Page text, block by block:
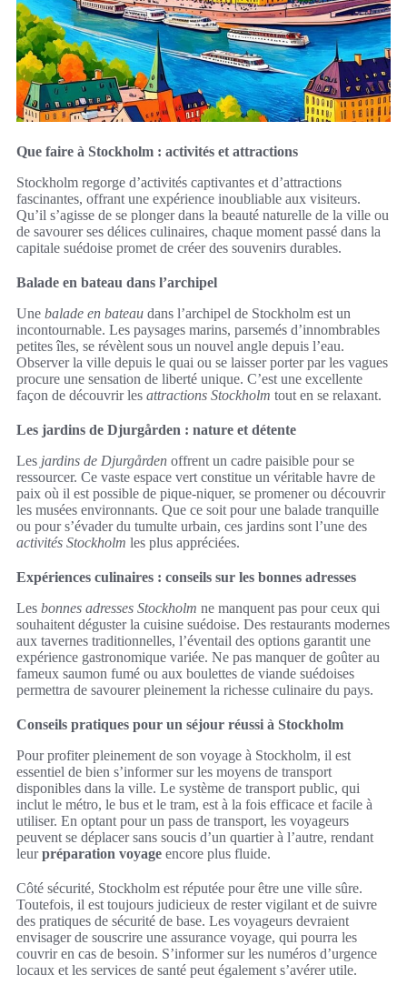
Que faire à Stockholm : activités et attractions
Stockholm regorge d’activités captivantes et d’attractions
fascinantes, offrant une expérience inoubliable aux visiteurs.
Qu’il s’agisse de se plonger dans la beauté naturelle de la ville ou
de savourer ses délices culinaires, chaque moment passé dans la
capitale suédoise promet de créer des souvenirs durables.
Balade en bateau dans l’archipel
Une balade en bateau dans l’archipel de Stockholm est un
incontournable. Les paysages marins, parsemés d’innombrables
petites îles, se révèlent sous un nouvel angle depuis l’eau.
Observer la ville depuis le quai ou se laisser porter par les vagues
procure une sensation de liberté unique. C’est une excellente
façon de découvrir les attractions Stockholm tout en se relaxant.
Les jardins de Djurgården : nature et détente
Les jardins de Djurgården offrent un cadre paisible pour se
ressourcer. Ce vaste espace vert constitue un véritable havre de
paix où il est possible de pique-niquer, se promener ou découvrir
les musées environnants. Que ce soit pour une balade tranquille
ou pour s’évader du tumulte urbain, ces jardins sont l’une des
activités Stockholm les plus appréciées.
Expériences culinaires : conseils sur les bonnes adresses
Les bonnes adresses Stockholm ne manquent pas pour ceux qui
souhaitent déguster la cuisine suédoise. Des restaurants modernes
aux tavernes traditionnelles, l’éventail des options garantit une
expérience gastronomique variée. Ne pas manquer de goûter au
fameux saumon fumé ou aux boulettes de viande suédoises
permettra de savourer pleinement la richesse culinaire du pays.
Conseils pratiques pour un séjour réussi à Stockholm
Pour profiter pleinement de son voyage à Stockholm, il est
essentiel de bien s’informer sur les moyens de transport
disponibles dans la ville. Le système de transport public, qui
inclut le métro, le bus et le tram, est à la fois efficace et facile à
utiliser. En optant pour un pass de transport, les voyageurs
peuvent se déplacer sans soucis d’un quartier à l’autre, rendant
leurpréparation voyage encore plus fluide.
Côté sécurité, Stockholm est réputée pour être une ville sûre.
Toutefois, il est toujours judicieux de rester vigilant et de suivre
des pratiques de sécurité de base. Les voyageurs devraient
envisager de souscrire une assurance voyage, qui pourra les
couvrir en cas de besoin. S’informer sur les numéros d’urgence
locaux et les services de santé peut également s’avérer utile.